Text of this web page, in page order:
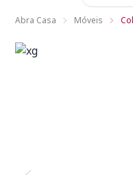
Abra Casa Móveis